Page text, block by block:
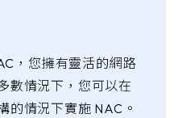
，您擁有靈活的網路
數情況下，您可以在
的情況下實施 NAC。